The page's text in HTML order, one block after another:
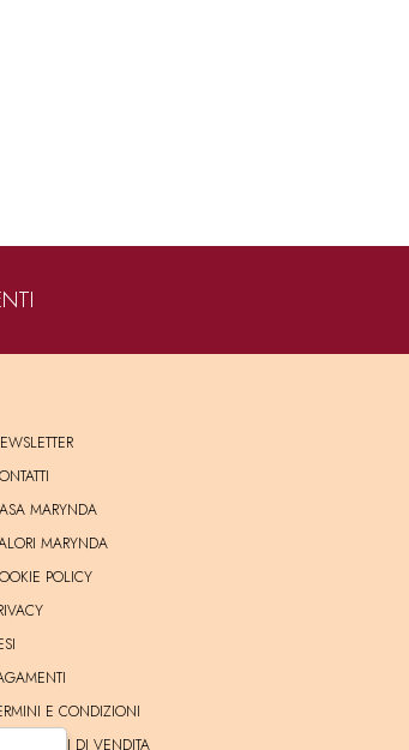
MARYNDA
MARYNDA
POLICY
E CONDIZIONI
CONDIZIONI DI VENDITA